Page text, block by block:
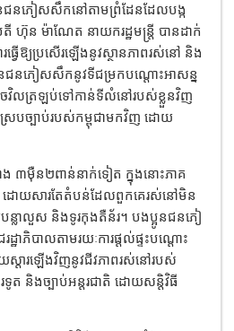
ជនភៀសសឹកនៅតាមព្រំដែនដែលបង្ក
ហ៊ុន ម៉ាណែត នាយករដ្ឋមន្ត្រី បានដាក់
ើឱ្យប្រសើរឡើងនូវស្ថានភាពរស់នៅ និង
អូនជនភៀសសឹកនូវទីជម្រកបណ្តោះអាសន្ន
ចវិលត្រឡប់ទៅកាន់ទីលំនៅរបស់ខ្លួនវិញ
ស្របច្បាប់របស់កម្ពុជាមកវិញ ដោយ
ម៉ឺន២ពាន់នាក់ទៀត ក្នុងនោះភាគ
ដោយសារតែតំបន់ដែលពួកគេរស់នៅមិន
យបន្លាលួស និងទូរកុងតឺន័រ។ បងប្អូនជនភៀ
ភិបាលតាមរយៈការផ្តល់ផ្ទះបណ្តោះ
ស្តារឡើងវិញនូវជីវភាពរស់នៅរបស់
និងច្បាប់អន្តរជាតិ ដោយសន្តិវិធី